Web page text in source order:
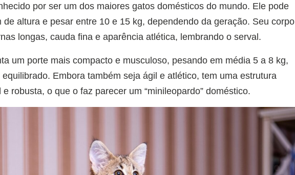
por ser um dos maiores gatos domésticos do mundo. Ele pode
de altura e pesar entre 10 e 15 kg, dependendo da geração. Seu corpo
longas, cauda fina e aparência atlética, lembrando o serval.
um porte mais compacto e musculoso, pesando em média 5 a 8 kg,
Embora também seja ágil e atlético, tem uma estrutura
robusta, o que o faz parecer um “minileopardo” doméstico.